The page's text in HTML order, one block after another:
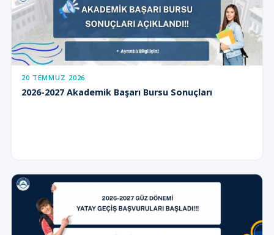
20 TEMMUZ 2026
2026-2027 Akademik Başarı Bursu Sonuçları